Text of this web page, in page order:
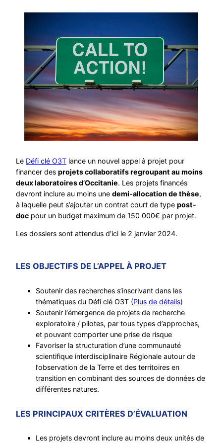
Le Défi clé O3T lance un nouvel appel à projet pour
financer des projets collaboratifs regroupant au moins
deux laboratoires d’Occitanie. Les projets financés
devront inclure au moins une demi-allocation de thèse,
à laquelle peut s’ajouter un contrat court de type post-
doc pour un budget maximum de 150 000€ par projet.
Les dossiers sont attendus d’ici le 2 janvier 2024.
LES OBJECTIFS DE L’APPEL À PROJET
Soutenir des recherches s’inscrivant dans les
thématiques du Défi clé O3T (Plus de détails)
Soutenir l‘émergence de projets de recherche
exploratoire / pilotes, par tous types d’approches,
et pouvant comporter une prise de risque
Favoriser la structuration d’une communauté
scientifique interdisciplinaire Régionale autour de
l’observation de la Terre et des territoires en
transition en combinant des sources de données de
différentes natures.
LES PRINCIPAUX CRITÈRES D’ÉVALUATION
Les projets devront inclure au moins deux unités de